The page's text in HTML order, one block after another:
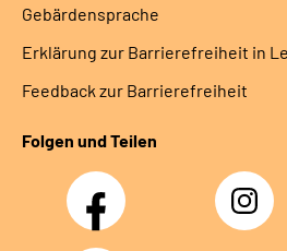
Gebärdensprache
Erklärung zur Barrierefreiheit in
Feedback zur Barrierefreiheit
Folgen und Teilen
Facebook Instagram